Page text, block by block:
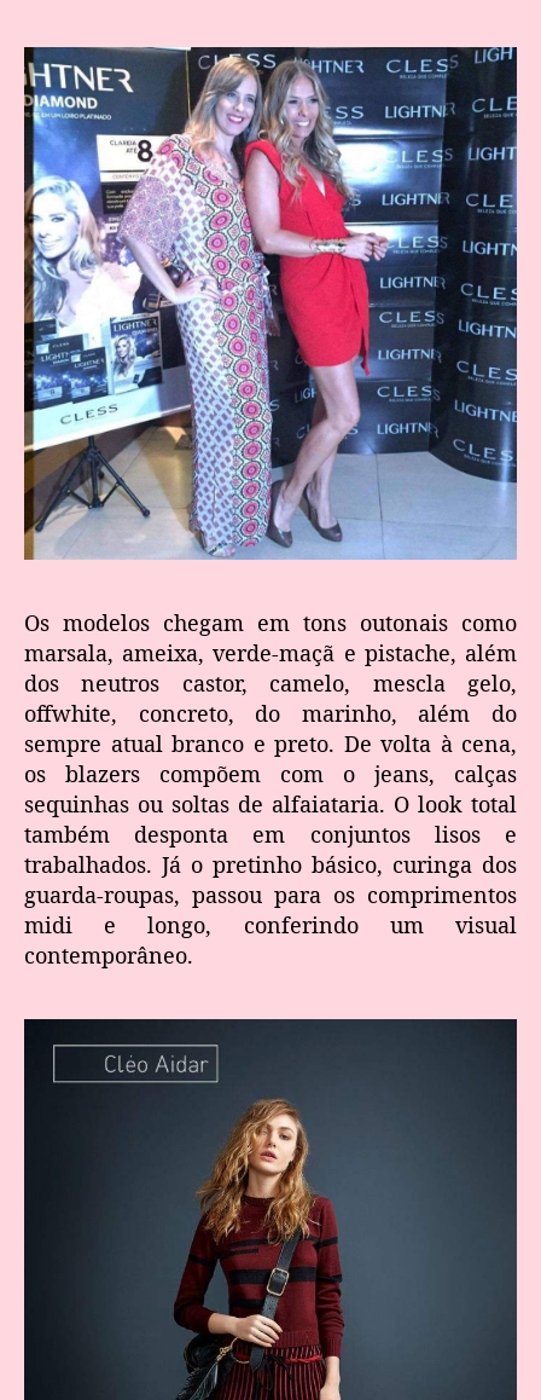
Os modelos chegam em tons outonais como
marsala, ameixa, verde-maçã e pistache, além
dos neutros castor, camelo, mescla gelo,
offwhite, concreto, do marinho, além do
sempre atual branco e preto. De volta à cena,
os blazers compõem com o jeans, calças
sequinhas ou soltas de alfaiataria. O look total
também desponta em conjuntos lisos e
trabalhados. Já o pretinho básico, curinga dos
guarda-roupas, passou para os comprimentos
midi e longo, conferindo um visual
contemporâneo.